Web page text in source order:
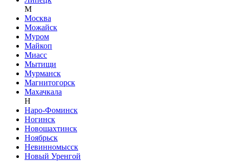
М
Москва
Можайск
Муром
Майкоп
Миасс
Мытищи
Мурманск
Магнитогорск
Махачкала
Н
Наро-Фоминск
Ногинск
Новошахтинск
Ноябрьск
Невинномысск
Новый Уренгой